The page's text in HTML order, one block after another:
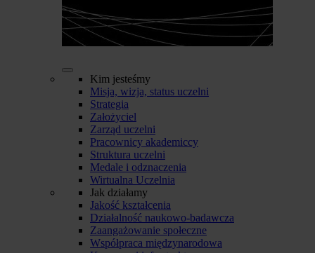
Kim jesteśmy
Misja, wizja, status uczelni
Strategia
Założyciel
Zarząd uczelni
Pracownicy akademiccy
Struktura uczelni
Medale i odznaczenia
Wirtualna Uczelnia
Jak działamy
Jakość kształcenia
Działalność naukowo-badawcza
Zaangażowanie społeczne
Współpraca międzynarodowa